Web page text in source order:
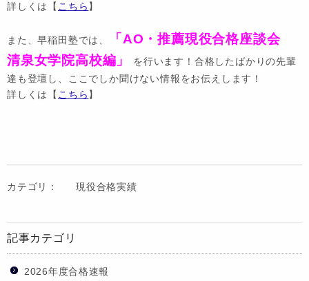
詳しくは【 こちら 】
また、早稲田塾では、
「AO・推薦現役合格座談会
清泉女学院高校編」
を行います！合格したばかりの先輩
達も登壇し、ここでしか聞けない情報をお伝えします！
詳しくは【 こちら 】
カテゴリ： 現役合格実績
記事カテゴリ
2026年度合格速報